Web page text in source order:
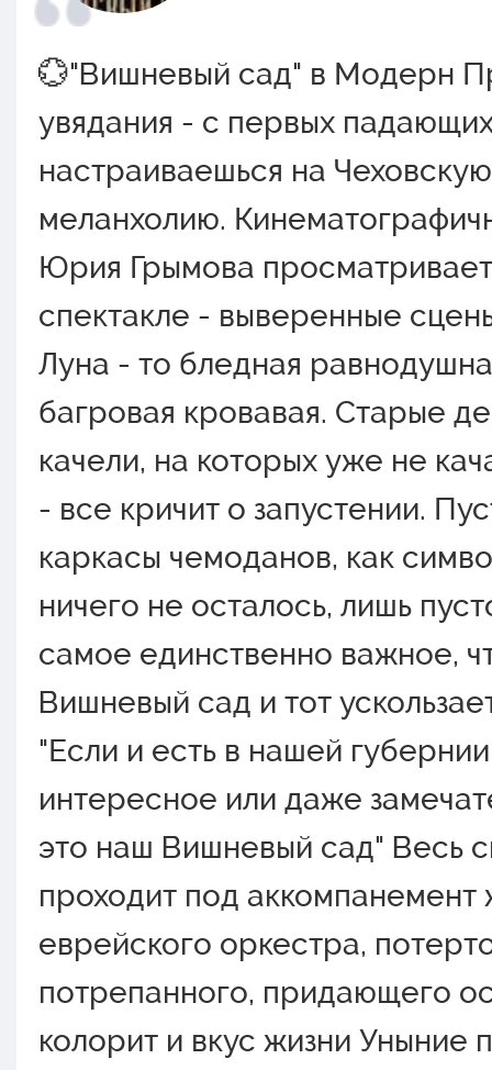
💮"Вишневый сад" в Модерн
увядания - с первых
настраиваешься на Чеховскую
меланхолию.
Юрия Грымова
спектакле - выверенные
Луна - то бледная
багровая кровавая. Старые
качели, на которых уже не
- все кричит о запустении.
каркасы чемоданов, как
ничего не осталось, лишь
самое единственно важное,
Вишневый сад и тот
"Если и есть в нашей
интересное или даже
это наш Вишневый сад" Весь
проходит под аккомпанемент
еврейского оркестра,
потрепанного, придающего
колорит и вкус жизни Уныние